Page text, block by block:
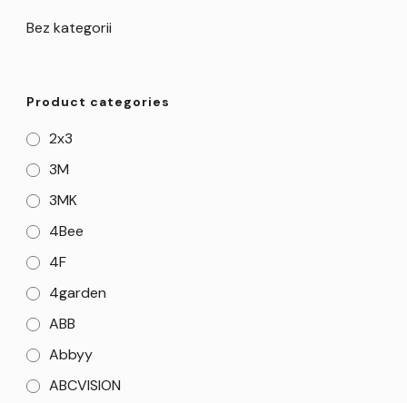
Bez kategorii
Product categories
2x3
3M
3MK
4Bee
4F
4garden
ABB
Abbyy
ABCVISION